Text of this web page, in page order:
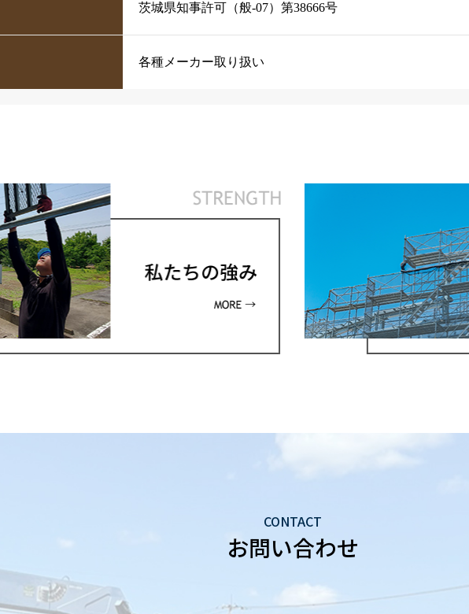
茨城県知事許可（般-07）第38666号
各種メーカー取り扱い
CONTACT
お問い合わせ